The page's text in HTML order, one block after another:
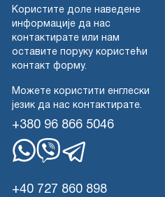
Користите доле наведене
информације да нас
контактирате или нам
оставите поруку користећи
контакт форму.
Можете користити енглески
језик да нас контактирате.
+380 96 866 5046
+40 727 860 898